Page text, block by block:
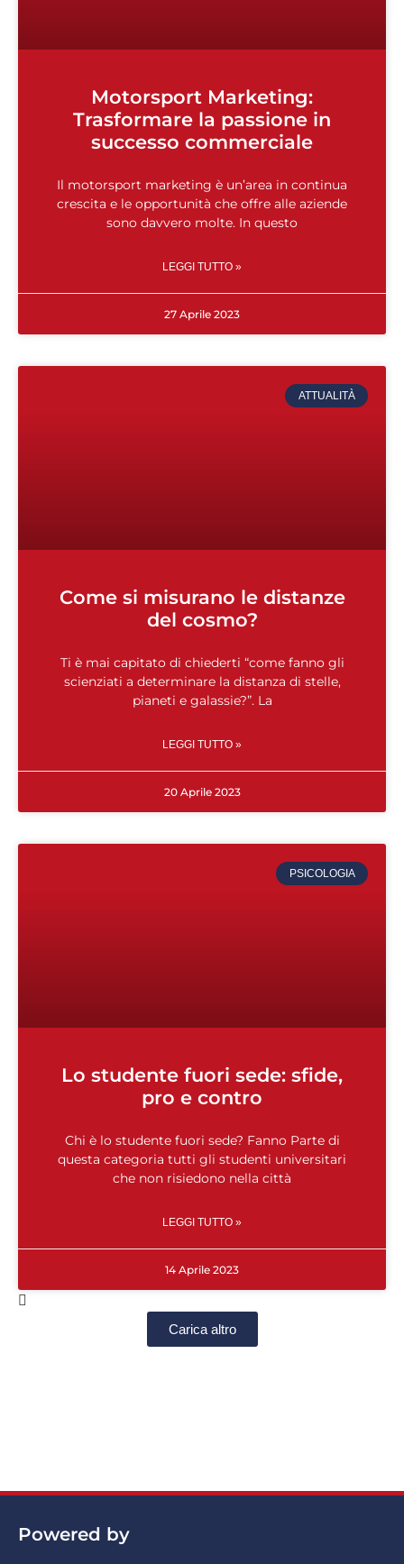
Motorsport Marketing:
Trasformare la passione in
successo commerciale
Il motorsport marketing è un’area in continua
crescita e le opportunità che offre alle aziende
sono davvero molte. In questo
LEGGI TUTTO »
27 Aprile 2023
ATTUALITÀ
Come si misurano le distanze
del cosmo?
Ti è mai capitato di chiederti “come fanno gli
scienziati a determinare la distanza di stelle,
pianeti e galassie?”. La
LEGGI TUTTO »
20 Aprile 2023
PSICOLOGIA
Lo studente fuori sede: sfide,
pro e contro
Chi è lo studente fuori sede? Fanno Parte di
questa categoria tutti gli studenti universitari
che non risiedono nella città
LEGGI TUTTO »
14 Aprile 2023
Carica altro
Powered by